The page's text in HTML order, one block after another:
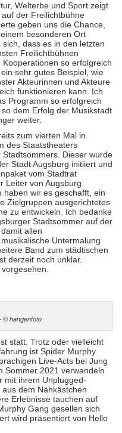
Welterbe und Sport zeigt
der Freilichtbühne
geben uns die Chance,
besonderen Ort
dass es in den letzten
Freilichtbühnen
so erfolgreich
sehr gutes Beispiel, wie
Akteurinnen und Akteure
funktionieren kann. Ich
Programm so erfolgreich
dem Erfolg der Musikstadt
weiter.
zum vierten Mal in
des Staatstheaters
Dieser wurde
Stadt Augsburg initiiert und
vom Stadtrat
Leiter von Augsburg
haben wir es geschafft, ein
Zielgruppen ausgerichtetes
zu entwickeln. Ich bedanke
Stadtsommer auf der
allen
Untermalung
Band zum städtischen
derzeit noch unklar.
© hangenfoto
statt. Trotz oder vielleicht
ist Spider Murphy
Live-Acts bei Jung
Sommer 2021 verwandeln
mit ihrem Unplugged-
dem Nähkästchen
Erlebnisse tauchen auf
Gang gesellen sich
wird präsentiert von Hello